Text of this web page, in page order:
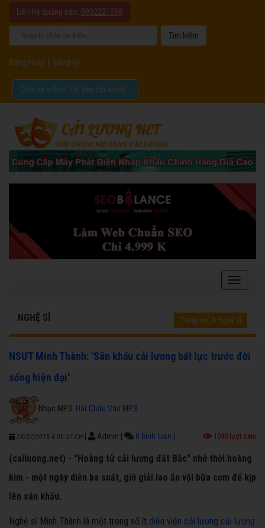
Liên hệ quảng cáo: 0932221090
Đăng nhập Đăng ký
Chia sẻ video "Tôi yêu cải lương".
NGHỆ SĨ Trang chủ Nghệ sĩ
NSƯT Minh Thành: 'Sân khấu cải lương bất lực trước đời
sống hiện đại'
Nhạc MP3: Hát Chầu Văn MP3
24/07/2018 4:06:57 CH Admin 0 bình luận 1048 lượt xem
(cailuong.net) - "Hoàng tử cải lương đất Bắc" nhớ thời hoàng
kim - một ngày diễn ba suất, giờ giải lao ăn vội bữa cơm để kịp
lên sân khấu.
Nghệ sĩ Minh Thành là một trong số ít diễn viên cải lương cải lương